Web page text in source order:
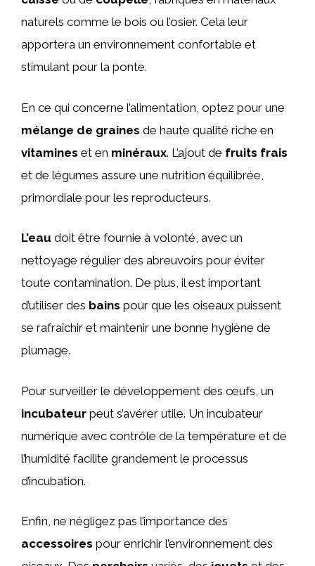
naturels comme le bois ou l’osier. Cela leur
apportera un environnement confortable et
stimulant pour la ponte.
En ce qui concerne l’alimentation, optez pour une
mélange de graines de haute qualité riche en
vitamines et en minéraux. L’ajout de fruits frais
et de légumes assure une nutrition équilibrée,
primordiale pour les reproducteurs.
L’eau doit être fournie à volonté, avec un
nettoyage régulier des abreuvoirs pour éviter
toute contamination. De plus, il est important
d’utiliser des bains pour que les oiseaux puissent
se rafraîchir et maintenir une bonne hygiène de
plumage.
Pour surveiller le développement des œufs, un
incubateur peut s’avérer utile. Un incubateur
numérique avec contrôle de la température et de
l’humidité facilite grandement le processus
d’incubation.
Enfin, ne négligez pas l’importance des
accessoires pour enrichir l’environnement des